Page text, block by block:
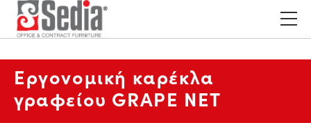
Εργονομική καρέκλα
γραφείου GRAPE NET